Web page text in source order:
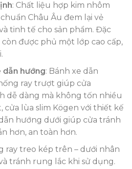
: Chất liệu hợp kim nhôm
Châu Âu đem lại vẻ
tinh tế cho sản phẩm. Đặc
được phủ một lớp cao cấp,
dẫn hướng: Bánh xe dẫn
ray trượt giúp cửa
dễ dàng mà không tốn nhiều
cửa lùa slim Kögen với thiết kế
hướng dưới giúp cửa tránh
hơn, an toàn hơn.
ray treo kép trên – dưới nhân
tránh rung lắc khi sử dụng.